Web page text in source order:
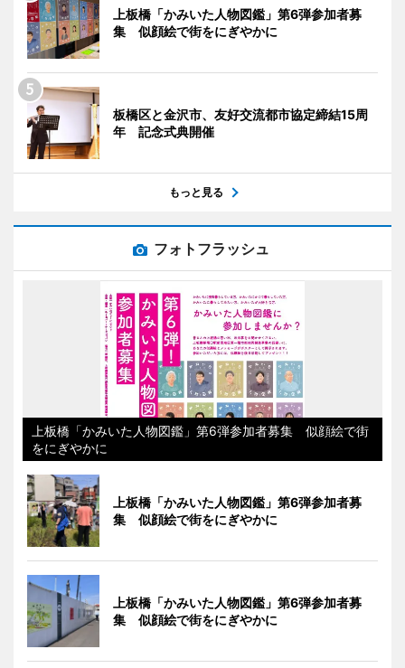
上板橋「かみいた人物図鑑」第6弾参加者募
集 似顔絵で街をにぎやかに
板橋区と金沢市、友好交流都市協定締結15周
年 記念式典開催
もっと見る
フォトフラッシュ
上板橋「かみいた人物図鑑」第6弾参加者募集 似顔絵で街
をにぎやかに
上板橋「かみいた人物図鑑」第6弾参加者募
集 似顔絵で街をにぎやかに
上板橋「かみいた人物図鑑」第6弾参加者募
集 似顔絵で街をにぎやかに